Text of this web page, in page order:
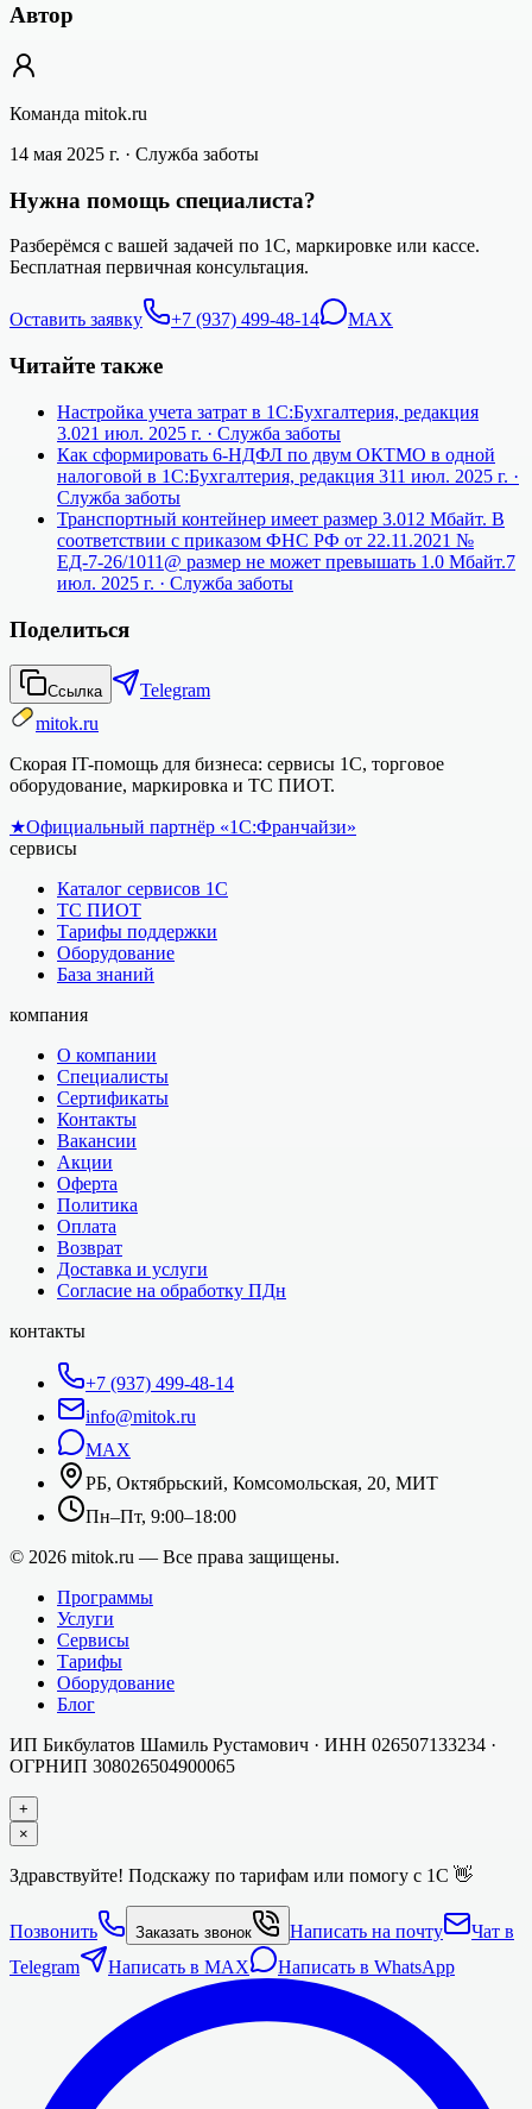
Автор
Команда mitok.ru
14 мая 2025 г. · Служба заботы
Нужна помощь специалиста?
Разберёмся с вашей задачей по 1С, маркировке или кассе.
Бесплатная первичная консультация.
Оставить заявку +7 (937) 499-48-14 MAX
Читайте также
Настройка учета затрат в 1С:Бухгалтерия, редакция
3.021 июл. 2025 г. · Служба заботы
Как сформировать 6-НДФЛ по двум ОКТМО в одной
налоговой в 1С:Бухгалтерия, редакция 311 июл. 2025 г. ·
Служба заботы
Транспортный контейнер имеет размер 3.012 Мбайт. В
соответствии с приказом ФНС РФ от 22.11.2021 №
ЕД-7-26/1011@ размер не может превышать 1.0 Мбайт.7
июл. 2025 г. · Служба заботы
Поделиться
Ссылка
Telegram
mitok.ru
Скорая IT-помощь для бизнеса: сервисы 1С, торговое
оборудование, маркировка и ТС ПИОТ.
★Официальный партнёр «1С:Франчайзи»
сервисы
Каталог сервисов 1С
ТС ПИОТ
Тарифы поддержки
Оборудование
База знаний
компания
О компании
Специалисты
Сертификаты
Контакты
Вакансии
Акции
Оферта
Политика
Оплата
Возврат
Доставка и услуги
Согласие на обработку ПДн
контакты
+7 (937) 499-48-14
info@mitok.ru
MAX
РБ, Октябрьский, Комсомольская, 20, МИТ
Пн–Пт, 9:00–18:00
© 2026 mitok.ru — Все права защищены.
Программы
Услуги
Сервисы
Тарифы
Оборудование
Блог
ИП Бикбулатов Шамиль Рустамович · ИНН 026507133234 ·
ОГРНИП 308026504900065
+
×
Здравствуйте! Подскажу по тарифам или помогу с 1С 👋
Позвонить Заказать звонок Написать на почту
Чат в
Telegram
Написать в MAX Написать в WhatsApp